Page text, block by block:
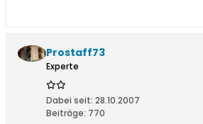
Prostaff73
Experte
Dabei seit: 28.10.2007
Beiträge: 770